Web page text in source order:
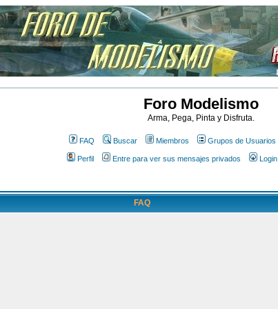
Foro Modelismo
Arma, Pega, Pinta y Disfruta.
FAQ Buscar Miembros Grupos de Usuarios
Perfil Entre para ver sus mensajes privados Login
FAQ